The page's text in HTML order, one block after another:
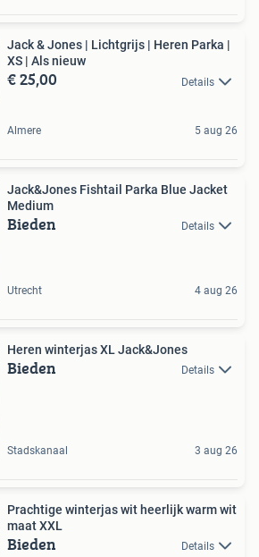
Jack & Jones | Lichtgrijs | Heren Parka |
XS | Als nieuw
€ 25,00 Details
Almere 5 aug 26
Jack&Jones Fishtail Parka Blue Jacket
Medium
Bieden Details
Utrecht 4 aug 26
Heren winterjas XL Jack&Jones
Bieden Details
Stadskanaal 3 aug 26
Prachtige winterjas wit heerlijk warm wit
maat XXL
Bieden Details